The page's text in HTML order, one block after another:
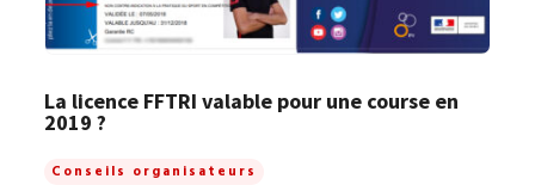
La licence FFTRI valable pour une course en
2019 ?
Conseils organisateurs